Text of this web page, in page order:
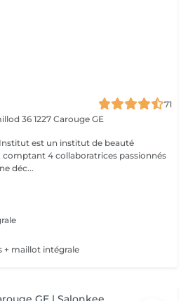
71
36 1227 Carouge GE
est un institut de beauté
4 collaboratrices passionnés
déc...
+ maillot intégrale